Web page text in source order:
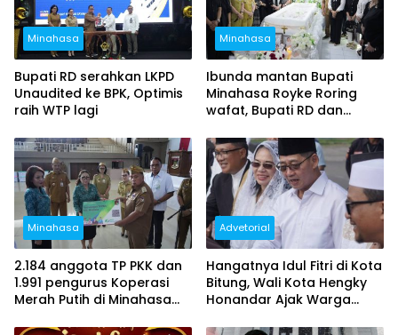
Minahasa
Bupati RD serahkan LKPD
Unaudited ke BPK, Optimis
raih WTP lagi
Minahasa
Ibunda mantan Bupati
Minahasa Royke Roring
wafat, Bupati RD dan
ibadah penghiburan
Minahasa
2.184 anggota TP PKK dan
1.991 pengurus Koperasi
Merah Putih di Minahasa
Advetorial
Hangatnya Idul Fitri di Kota
Bitung, Wali Kota Hengky
Honandar Ajak Warga